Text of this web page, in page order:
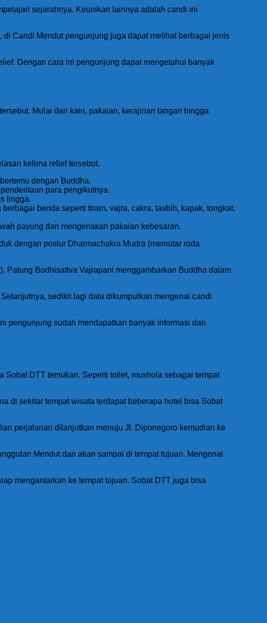
sejarahnya. Keunikan lainnya adalah candi ini
Candi Mendut pengunjung juga dapat melihat berbagai jenis
Dengan cara ini pengunjung dapat mengetahui banyak
Mulai dari kain, pakaian, kerajinan tangan hingga
kelima relief tersebut.
dengan Buddha.
para pengikutnya.
lingga.
benda seperti tiram, vajra, cakra, tasbih, kapak, tongkat,
payung dan mengenakan pakaian kebesaran.
dengan postur Dharmachakra Mudra (memutar roda
Patung Bodhisattva Vajrapani menggambarkan Buddha dalam
sedikit lagi data dikumpulkan mengenai candi
pengunjung sudah mendapatkan banyak informasi dan
DTT temukan. Seperti toilet, mushola sebagai tempat
di sekitar tempat wisata terdapat beberapa hotel bisa Sobat
perjalanan dilanjutkan menuju Jl. Diponegoro kemudian ke
Mendut dan akan sampai di tempat tujuan. Mengenai
mengantarkan ke tempat tujuan. Sobat DTT juga bisa